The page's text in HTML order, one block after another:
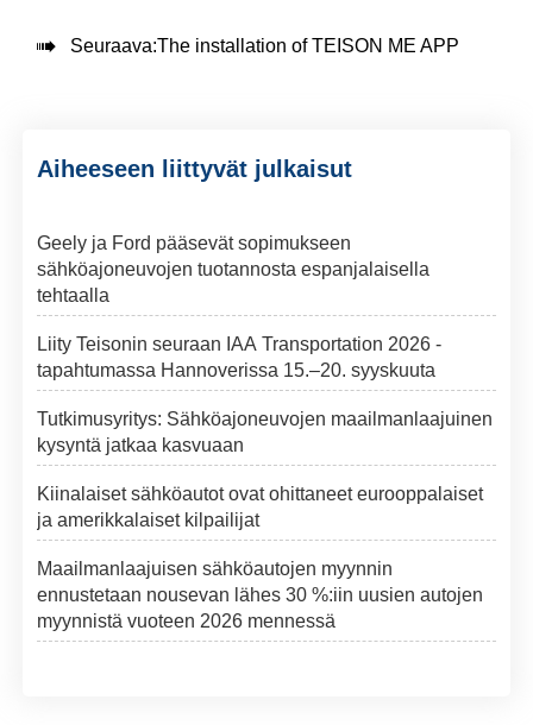
 Seuraava:The installation of TEISON ME APP
Aiheeseen liittyvät julkaisut
Geely ja Ford pääsevät sopimukseen
sähköajoneuvojen tuotannosta espanjalaisella
tehtaalla
Liity Teisonin seuraan IAA Transportation 2026 -
tapahtumassa Hannoverissa 15.–20. syyskuuta
Tutkimusyritys: Sähköajoneuvojen maailmanlaajuinen
kysyntä jatkaa kasvuaan
Kiinalaiset sähköautot ovat ohittaneet eurooppalaiset
ja amerikkalaiset kilpailijat
Maailmanlaajuisen sähköautojen myynnin
ennustetaan nousevan lähes 30 %:iin uusien autojen
myynnistä vuoteen 2026 mennessä